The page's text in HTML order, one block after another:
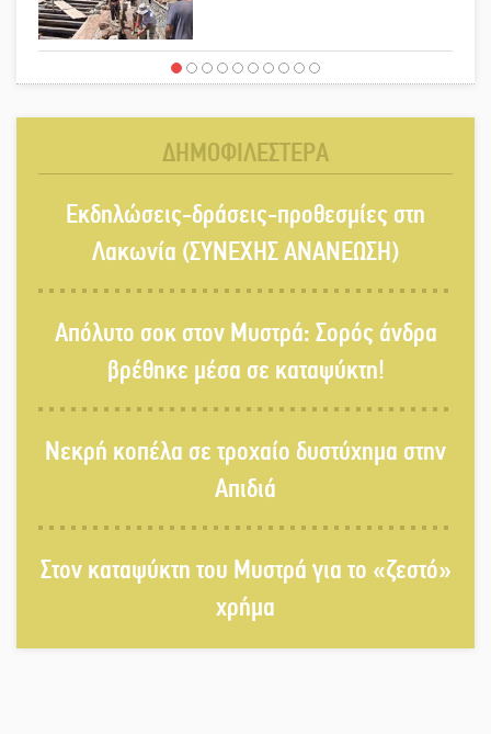
Στους ρυθμούς της Ελεωνόρας
δίνει «χρώμα» στον Αύγουστο του
Λαχίου
ξεσκέπασε η Αστυνομία
αυγουστιάτικη πανσέληνο της
Μονεμβασιάς
Στο Γύθειο η Άντζελα Γκερέκου
ΔΗΜΟΦΙΛΕΣΤΕΡΑ
Εκδηλώσεις-δράσεις-προθεσμίες στη
Λακωνία (ΣΥΝΕΧΗΣ ΑΝΑΝΕΩΣΗ)
Απόλυτο σοκ στον Μυστρά: Σορός άνδρα
βρέθηκε μέσα σε καταψύκτη!
Νεκρή κοπέλα σε τροχαίο δυστύχημα στην
Απιδιά
Στον καταψύκτη του Μυστρά για το «ζεστό»
χρήμα